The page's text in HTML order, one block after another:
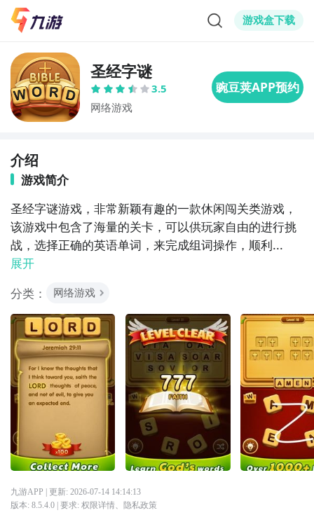
游戏盒下载
圣经字谜
3.5
网络游戏
介绍
游戏简介
圣经字谜游戏，非常新颖有趣的一款休闲闯关类游戏，
该游戏中包含了海量的关卡，可以供玩家自由的进行挑
战，选择正确的英语单词，来完成组词操作，顺利...
展开
分类：
网络游戏
九游APP | 更新: 2026-07-14 14:14:13
版本: 8.5.4.0| 要求: 权限详情、 隐私政策